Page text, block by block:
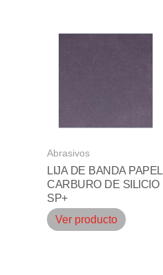
Abrasivos
LIJA DE BANDA PAPEL
CARBURO DE SILICIO
SP+
Ver producto